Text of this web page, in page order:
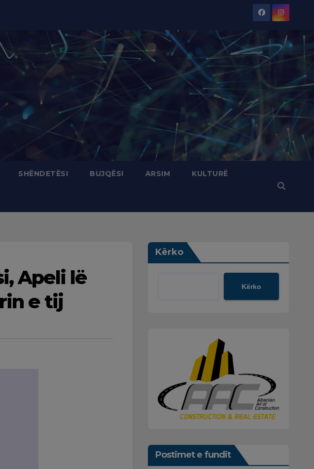
SHËNDETËSI BUJQËSI ARSIM KULTURË
Apeli lë
e tij
Kërko
Kërko
Postimet e fundit